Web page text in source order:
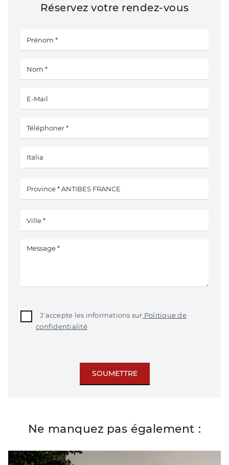
Réservez votre rendez-vous
J'accepte les informations sur Politique de
confidentialité
SOUMETTRE
Ne manquez pas également :